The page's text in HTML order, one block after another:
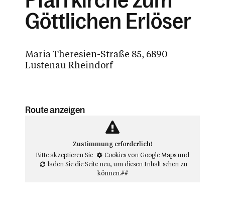
Göttlichen Erlöser
Maria Theresien-Straße 85, 6890
Lustenau Rheindorf
Route anzeigen
Zustimmung erforderlich!
Bitte akzeptieren Sie
Cookies von Google Mapsund
laden Sie die Seite neu, um diesen Inhalt sehen zu
können.##